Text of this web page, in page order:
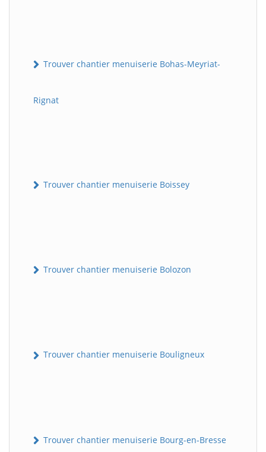
Trouver chantier menuiserie Bohas-Meyriat-
Rignat
Trouver chantier menuiserie Boissey
Trouver chantier menuiserie Bolozon
Trouver chantier menuiserie Bouligneux
Trouver chantier menuiserie Bourg-en-Bresse